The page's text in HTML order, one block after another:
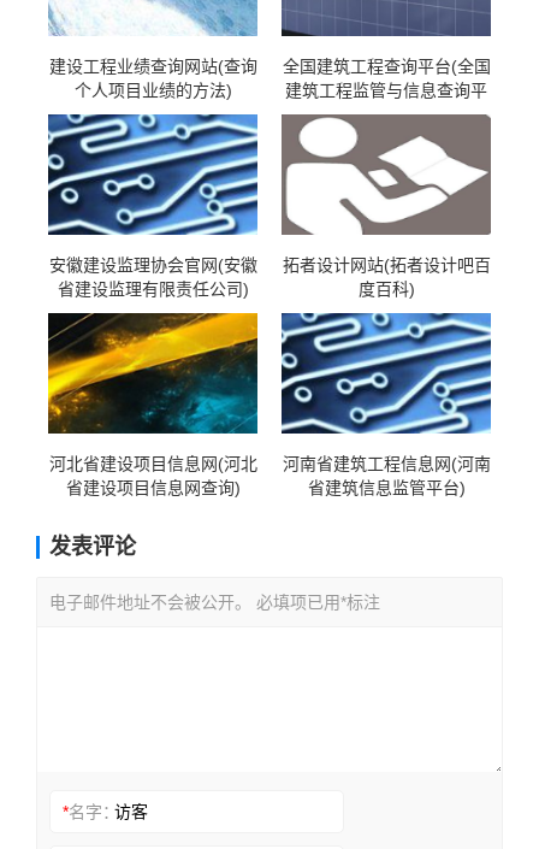
建设工程业绩查询网站(查询
个人项目业绩的方法)
全国建筑工程查询平台(全国
建筑工程监管与信息查询平
台)
安徽建设监理协会官网(安徽
省建设监理有限责任公司)
拓者设计网站(拓者设计吧百
度百科)
河北省建设项目信息网(河北
省建设项目信息网查询)
河南省建筑工程信息网(河南
省建筑信息监管平台)
发表评论
电子邮件地址不会被公开。 必填项已用*标注
*名字：